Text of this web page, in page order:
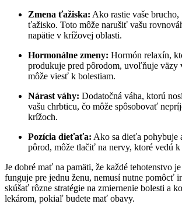
Zmena ťažiska: Ako rastie vaše brucho,
ťažisko. Toto môže narušiť vašu
napätie v krížovej oblasti.
Hormonálne zmeny: Hormón relaxín,
produkuje pred pôrodom, uvoľňuje väzy
môže viesť k bolestiam.
Nárast váhy: Dodatočná váha, ktorú
vašu chrbticu, čo môže spôsobovať
krížoch.
Pozícia dieťaťa: Ako sa dieťa pohybuje
pôrod, môže tlačiť na nervy, ktoré vedú k
Je dobré mať na pamäti, že každé tehotenstvo
funguje pre jednu ženu, nemusí nutne pomôcť
skúšať rôzne stratégie na zmiernenie bolesti a
lekárom, pokiaľ budete mať obavy.